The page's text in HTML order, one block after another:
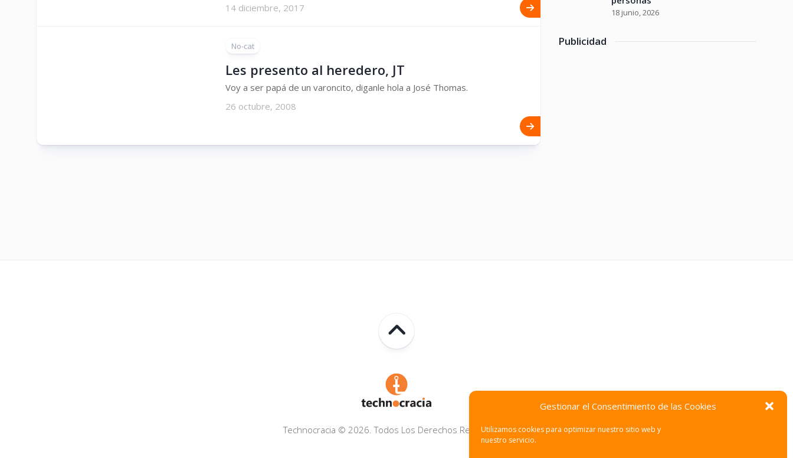
Gestionar el Consentimiento de las Cookies
Utilizamos cookies para optimizar nuestro sitio web y
nuestro servicio.
14 diciembre, 2017
No-cat
Les presento al heredero, JT
Voy a ser papá de un varoncito, diganle hola a José Thomas.
26 octubre, 2008
18 junio, 2026
Publicidad
Technocracia © 2026. Todos Los Derechos Reservados.